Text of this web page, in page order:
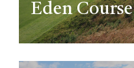
Eden Course